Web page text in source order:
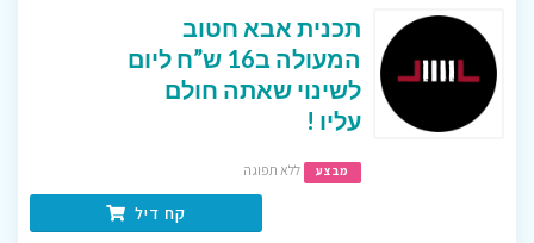
תכנית אבא חטוב
המעולה ב16 ש”ח ליום
לשינוי שאתה חולם
עליו !
מבצע ללא תפוגה
קח דיל